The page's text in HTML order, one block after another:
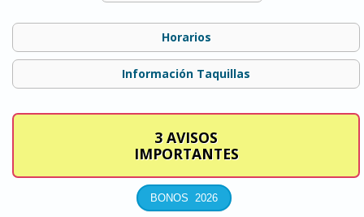
Horarios
Información Taquillas
3 AVISOS
IMPORTANTES